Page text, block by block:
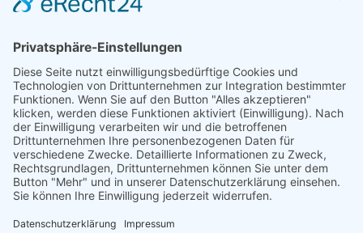
Saarland
Sachsen
Sachsen-Anhalt
Schleswig-Holstein
Thüringen